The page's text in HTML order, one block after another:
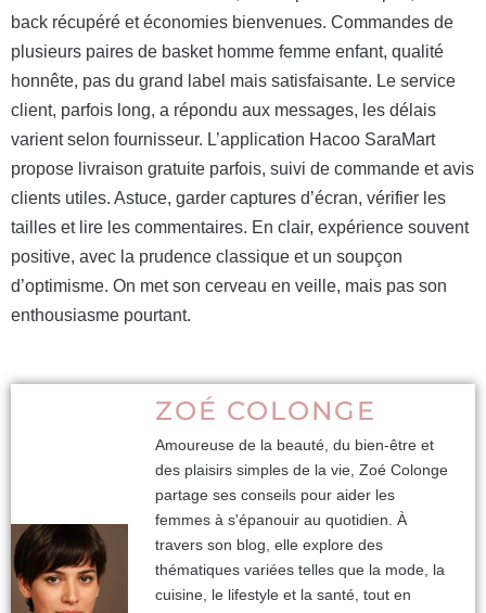
back récupéré et économies bienvenues. Commandes de
plusieurs paires de basket homme femme enfant, qualité
honnête, pas du grand label mais satisfaisante. Le service
client, parfois long, a répondu aux messages, les délais
varient selon fournisseur. L’application Hacoo SaraMart
propose livraison gratuite parfois, suivi de commande et avis
clients utiles. Astuce, garder captures d’écran, vérifier les
tailles et lire les commentaires. En clair, expérience souvent
positive, avec la prudence classique et un soupçon
d’optimisme. On met son cerveau en veille, mais pas son
enthousiasme pourtant.
ZOÉ COLONGE
Amoureuse de la beauté, du bien-être et
des plaisirs simples de la vie, Zoé Colonge
partage ses conseils pour aider les
femmes à s'épanouir au quotidien. À
travers son blog, elle explore des
thématiques variées telles que la mode, la
cuisine, le lifestyle et la santé, tout en